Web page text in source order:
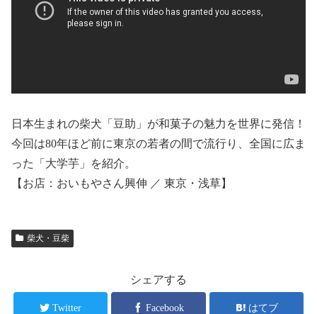
日本生まれの柴犬「豆助」が和菓子の魅力を世界に発信！
今回は80年ほど前に東京の若者の間で流行り、全国に広ま
った「大学芋」を紹介。
【お店：おいもやさん興伸 ／ 東京・浅草】
柴犬・豆柴
シェアする
Twitter Facebook はてブ